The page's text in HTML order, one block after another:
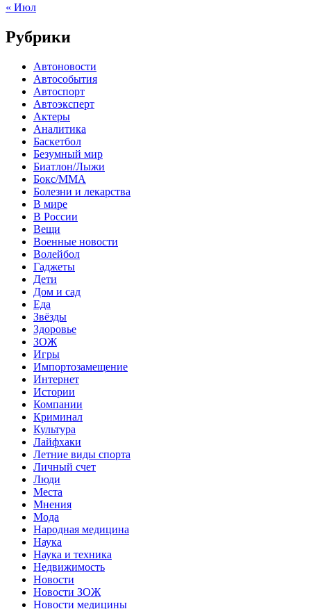
« Июл
Рубрики
Автоновости
Автособытия
Автоспорт
Автоэксперт
Актеры
Аналитика
Баскетбол
Безумный мир
Биатлон/Лыжи
Бокс/MMA
Болезни и лекарства
В мире
В России
Вещи
Военные новости
Волейбол
Гаджеты
Дети
Дом и сад
Еда
Звёзды
Здоровье
ЗОЖ
Игры
Импортозамещение
Интернет
Истории
Компании
Криминал
Культура
Лайфхаки
Летние виды спорта
Личный счет
Люди
Места
Мнения
Мода
Народная медицина
Наука
Наука и техника
Недвижимость
Новости
Новости ЗОЖ
Новости медицины